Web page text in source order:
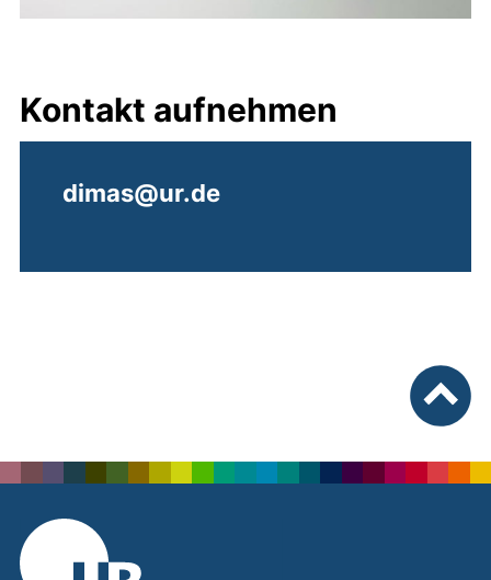
Kontakt aufnehmen
dimas@ur.de
nach